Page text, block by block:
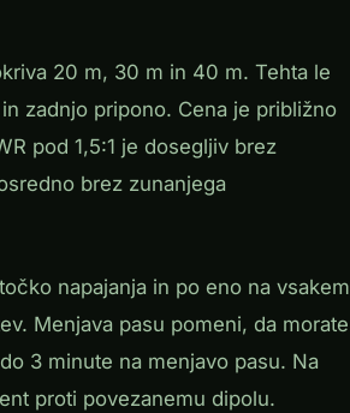
20 m, 30 m in 40 m. Tehta le
zadnjo pripono. Cena je približno
pod 1,5:1 je dosegljiv brez
brez zunanjega
napajanja in po eno na vsakem
Menjava pasu pomeni, da morate
3 minute na menjavo pasu. Na
proti povezanemu dipolu.